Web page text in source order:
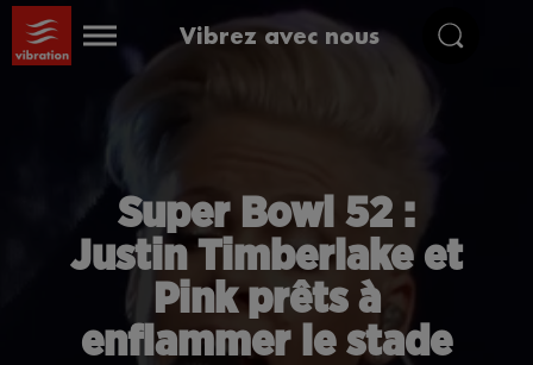
Vibrez avec nous
Super Bowl 52 :
Justin Timberlake et
Pink prêts à
enflammer le stade